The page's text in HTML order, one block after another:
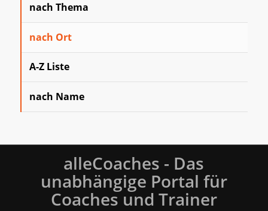
nach Thema
nach Ort
A-Z Liste
nach Name
alleCoaches - Das
unabhängige Portal für
Coaches und Trainer